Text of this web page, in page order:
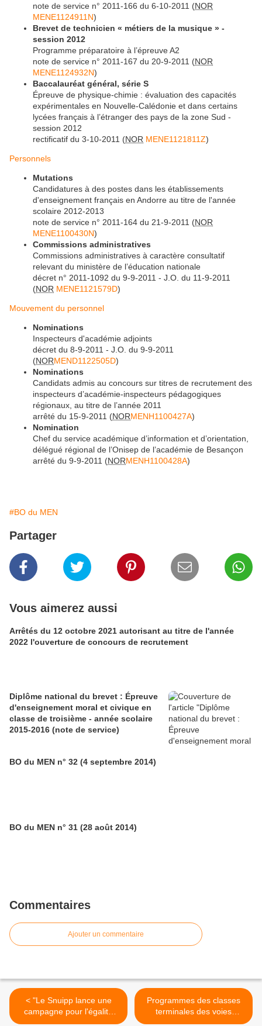
note de service n° 2011-166 du 6-10-2011 (NOR
MENE1124911N)
Brevet de technicien « métiers de la musique » -
session 2012
Programme préparatoire à l’épreuve A2
note de service n° 2011-167 du 20-9-2011 (NOR
MENE1124932N)
Baccalauréat général, série S
Épreuve de physique-chimie : évaluation des capacités
expérimentales en Nouvelle-Calédonie et dans certains
lycées français à l’étranger des pays de la zone Sud -
session 2012
rectificatif du 3-10-2011 (NOR MENE1121811Z)
Personnels
Mutations
Candidatures à des postes dans les établissements
d'enseignement français en Andorre au titre de l'année
scolaire 2012-2013
note de service n° 2011-164 du 21-9-2011 (NOR
MENE1100430N)
Commissions administratives
Commissions administratives à caractère consultatif
relevant du ministère de l’éducation nationale
décret n° 2011-1092 du 9-9-2011 - J.O. du 11-9-2011
(NOR MENE1121579D)
Mouvement du personnel
Nominations
Inspecteurs d'académie adjoints
décret du 8-9-2011 - J.O. du 9-9-2011
(NORMEND1122505D)
Nominations
Candidats admis au concours sur titres de recrutement des
inspecteurs d’académie-inspecteurs pédagogiques
régionaux, au titre de l’année 2011
arrêté du 15-9-2011 (NORMENH1100427A)
Nomination
Chef du service académique d’information et d’orientation,
délégué régional de l’Onisep de l’académie de Besançon
arrêté du 9-9-2011 (NORMENH1100428A)
#BO du MEN
Partager
Vous aimerez aussi
Arrêtés du 12 octobre 2021 autorisant au titre de l'année
2022 l'ouverture de concours de recrutement
Diplôme national du brevet : Épreuve
d'enseignement moral et civique en
classe de troisième - année scolaire
2015-2016 (note de service)
BO du MEN n° 32 (4 septembre 2014)
BO du MEN n° 31 (28 août 2014)
Commentaires
Ajouter un commentaire
< "Le Snuipp lance une
campagne pour l'égalité
des écoles" (Café
Programmes des classes
terminales des voies
générales et technologique